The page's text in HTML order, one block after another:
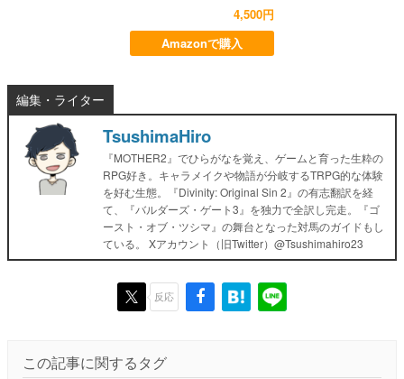
4,500円
Amazonで購入
編集・ライター
TsushimaHiro
『MOTHER2』でひらがなを覚え、ゲームと育った生粋の
RPG好き。キャラメイクや物語が分岐するTRPG的な体験
を好む生態。『Divinity: Original Sin 2』の有志翻訳を経
て、『バルダーズ・ゲート3』を独力で全訳し完走。『ゴ
ースト・オブ・ツシマ』の舞台となった対馬のガイドもし
ている。 Xアカウント（旧Twitter）@Tsushimahiro23
反応
この記事に関するタグ